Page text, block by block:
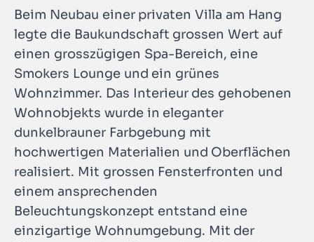
Beim Neubau einer privaten Villa am Hang
legte die Baukundschaft grossen Wert auf
einen grosszügigen Spa-Bereich, eine
Smokers Lounge und ein grünes
Wohnzimmer. Das Interieur des gehobenen
Wohnobjekts wurde in eleganter
dunkelbrauner Farbgebung mit
hochwertigen Materialien und Oberflächen
realisiert. Mit grossen Fensterfronten und
einem ansprechenden
Beleuchtungskonzept entstand eine
einzigartige Wohnumgebung. Mit der